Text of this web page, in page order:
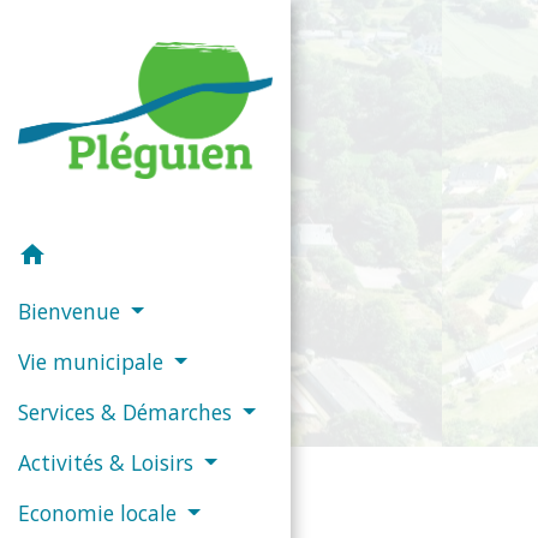
home
Bienvenue
Vie municipale
Services & Démarches
Activités & Loisirs
Economie locale